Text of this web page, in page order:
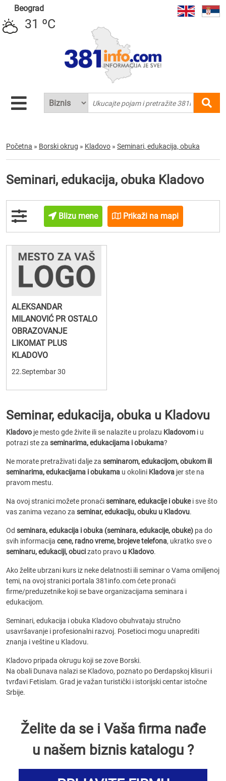
Beograd
31 ºC
Početna » Borski okrug » Kladovo » Seminari, edukacija, obuka
Seminari, edukacija, obuka Kladovo
Blizu mene Prikaži na mapi
ALEKSANDAR
MILANOVIĆ PR OSTALO
OBRAZOVANJE
LIKOMAT PLUS
KLADOVO
22.Septembar 30
Seminar, edukacija, obuka u Kladovu
Kladovo je mesto gde živite ili se nalazite u prolazu Kladovom i u
potrazi ste za seminarima, edukacijama i obukama?
Ne morate pretraživati dalje za seminarom, edukacijom, obukom ili
seminarima, edukacijama i obukama u okolini Kladova jer ste na
pravom mestu.
Na ovoj stranici možete pronaćiseminare, edukacije i obukei sve što
vas zanima vezano za seminar, edukaciju, obuku u Kladovu.
Od seminara, edukacija i obuka (seminara, edukacije, obuke) pa do
svih informacija cene, radno vreme, brojeve telefona, ukratko sve o
seminaru, edukaciji, obucizato pravo u Kladovo.
Ako želite ubrzani kurs iz neke delatnosti ili seminar o Vama omiljenoj
temi, na ovoj stranici portala 381info.com ćete pronaći
firme/preduzetnike koji se bave organizacijama seminara i
edukacijom.
Seminari, edukacija i obuka Kladovo obuhvataju stručno
usavršavanje i profesionalni razvoj. Posetioci mogu unaprediti
znanja i veštine u Kladovu.
Kladovo pripada okrugu koji se zove Borski.
Na obali Dunava nalazi se Kladovo, poznato po Đerdapskoj klisuri i
tvrđavi Fetislam. Grad je važan turistički i istorijski centar istočne
Srbije.
Želite da se i Vaša firma nađe
u našem biznis katalogu ?